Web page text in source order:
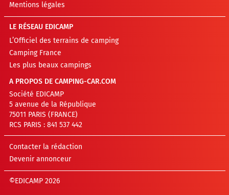
Mentions légales
LE RÉSEAU EDICAMP
L’Officiel des terrains de camping
Camping France
Les plus beaux campings
A PROPOS DE CAMPING-CAR.COM
Société EDICAMP
5 avenue de la République
75011 PARIS (FRANCE)
RCS PARIS : 841 537 442
Contacter la rédaction
Devenir annonceur
©EDICAMP 2026